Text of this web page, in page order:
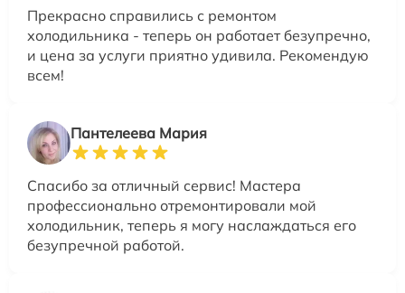
Прекрасно справились с ремонтом
холодильника - теперь он работает безупречно,
и цена за услуги приятно удивила. Рекомендую
всем!
Пантелеева Мария
Спасибо за отличный сервис! Мастера
профессионально отремонтировали мой
холодильник, теперь я могу наслаждаться его
безупречной работой.